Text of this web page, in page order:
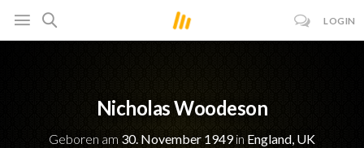
LOGIN
Nicholas Woodeson
Geboren am 30. November 1949in England, UK